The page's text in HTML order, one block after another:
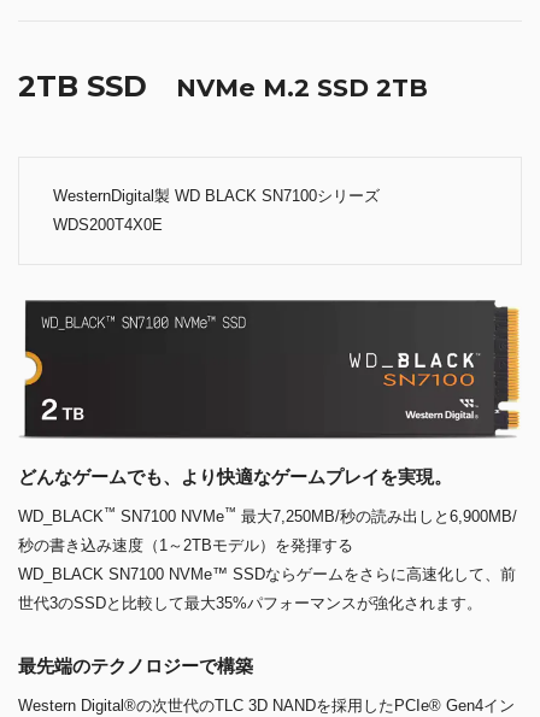
2TB SSD NVMe M.2 SSD 2TB
WesternDigital製 WD BLACK SN7100シリーズ
WDS200T4X0E
どんなゲームでも、より快適なゲームプレイを実現。
WD_BLACK™ SN7100 NVMe™ 最大7,250MB/秒の読み出しと6,900MB/
秒の書き込み速度（1～2TBモデル）を発揮する
WD_BLACK SN7100 NVMe™ SSDならゲームをさらに高速化して、前
世代3のSSDと比較して最大35%パフォーマンスが強化されます。
最先端のテクノロジーで構築
Western Digital®の次世代のTLC 3D NANDを採用したPCIe® Gen4イン